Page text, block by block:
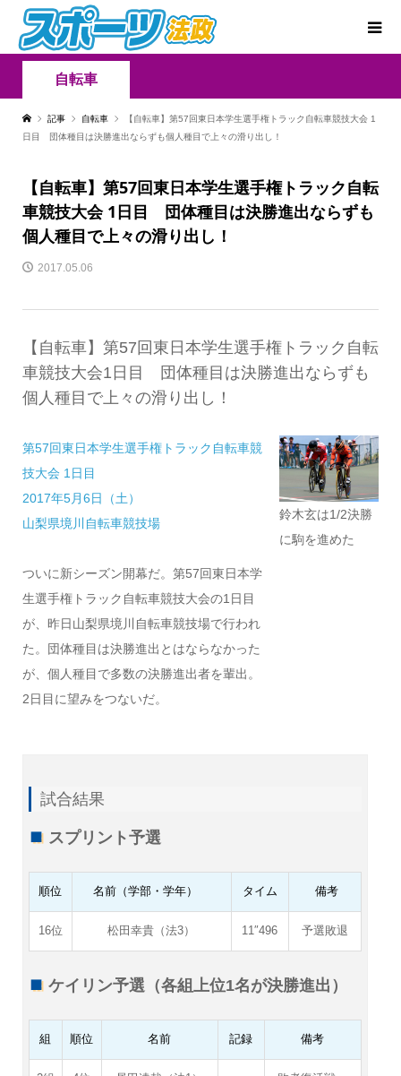
自転車
記事 自転車
【自転車】第57回東日本学生選手権トラック自転車競技大会 1
日目 団体種目は決勝進出ならずも個人種目で上々の滑り出し！
【自転車】第57回東日本学生選手権トラック自転
車競技大会 1日目 団体種目は決勝進出ならずも
個人種目で上々の滑り出し！
2017.05.06
【自転車】第57回東日本学生選手権トラック自転
車競技大会1日目 団体種目は決勝進出ならずも
個人種目で上々の滑り出し！
第57回東日本学生選手権トラック自転車競
技大会 1日目
2017年5月6日（土）
山梨県境川自転車競技場
ついに新シーズン開幕だ。第57回東日本学
生選手権トラック自転車競技大会の1日目
が、昨日山梨県境川自転車競技場で行われ
た。団体種目は決勝進出とはならなかった
が、個人種目で多数の決勝進出者を輩出。
2日目に望みをつないだ。
鈴木玄は1/2決勝
に駒を進めた
試合結果
スプリント予選
順位 名前（学部・学年） タイム 備考
16位 松田幸貴（法3） 11″496 予選敗退
ケイリン予選（各組上位1名が決勝進出）
組 順位 名前 記録 備考